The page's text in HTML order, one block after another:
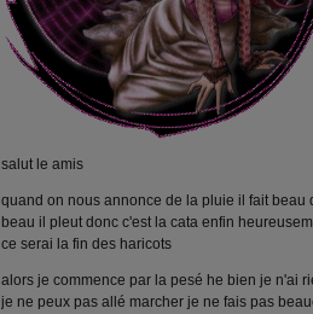
salut le amis
quand on nous annonce de la pluie il fait beau
beau il pleut donc c'est la cata enfin
ce serai la fin des haricots
alors je commence par la pesé he bien je n'ai
je ne peux pas allé marcher je ne fais pas